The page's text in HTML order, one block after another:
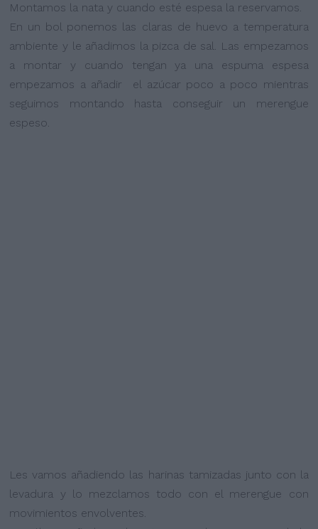
Montamos la nata y cuando esté espesa la reservamos.
En un bol ponemos las claras de huevo a temperatura
ambiente y le añadimos la pizca de sal. Las empezamos
a montar y cuando tengan ya una espuma espesa
empezamos a añadir el azúcar poco a poco mientras
seguimos montando hasta conseguir un merengue
espeso.
Les vamos añadiendo las harinas tamizadas junto con la
levadura y lo mezclamos todo con el merengue con
movimientos envolventes.